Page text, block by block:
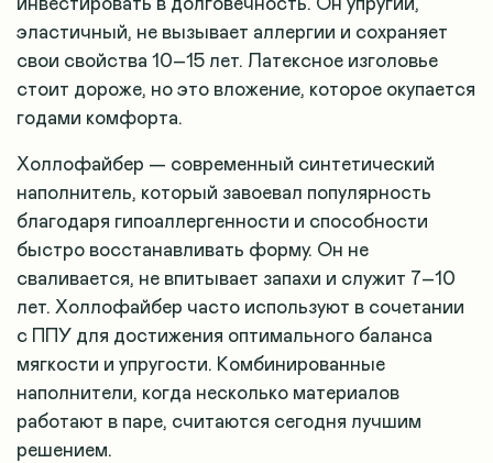
инвестировать в долговечность. Он упругий,
эластичный, не вызывает аллергии и сохраняет
свои свойства 10–15 лет. Латексное изголовье
стоит дороже, но это вложение, которое окупается
годами комфорта.
Холлофайбер — современный синтетический
наполнитель, который завоевал популярность
благодаря гипоаллергенности и способности
быстро восстанавливать форму. Он не
сваливается, не впитывает запахи и служит 7–10
лет. Холлофайбер часто используют в сочетании
с ППУ для достижения оптимального баланса
мягкости и упругости. Комбинированные
наполнители, когда несколько материалов
работают в паре, считаются сегодня лучшим
решением.